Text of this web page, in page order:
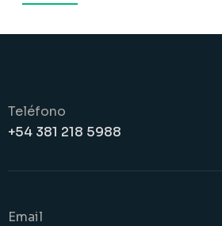
Teléfono
+54 381 218 5988
Email